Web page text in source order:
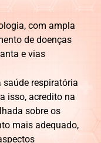
com ampla
de doenças
e vias
respiratória
isso, acredito na
sobre os
mais adequado,